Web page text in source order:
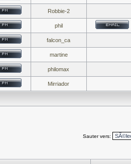
Robbie-2
phil
falcon_ca
martine
philomax
Mirriador
Sauter vers: